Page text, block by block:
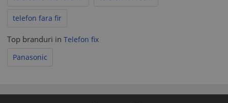
telefon fara fir
Top branduri in Telefon fix
Panasonic